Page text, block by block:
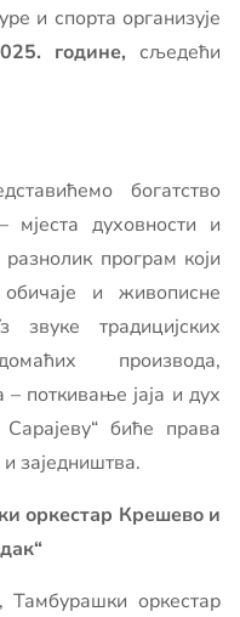
и спорта организује
године, сљедећи
богатство
духовности и
разнолик програм који
и живописне
звуке традицијских
производа,
– поткивање јаја и дух
биће права
заједништва.
оркестар Крешево и
оркестар